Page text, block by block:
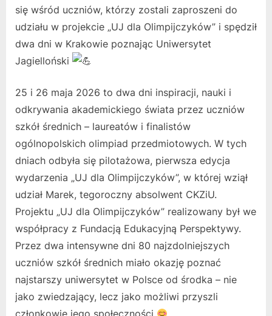
się wśród uczniów, którzy zostali zaproszeni do
udziału w projekcie „UJ dla Olimpijczyków” i spędził
dwa dni w Krakowie poznając Uniwersytet
Jagielloński
25 i 26 maja 2026 to dwa dni inspiracji, nauki i
odkrywania akademickiego świata przez uczniów
szkół średnich – laureatów i finalistów
ogólnopolskich olimpiad przedmiotowych. W tych
dniach odbyła się pilotażowa, pierwsza edycja
wydarzenia „UJ dla Olimpijczyków”, w której wziął
udział Marek, tegoroczny absolwent CKZiU.
Projektu „UJ dla Olimpijczyków” realizowany był we
współpracy z Fundacją Edukacyjną Perspektywy.
Przez dwa intensywne dni 80 najzdolniejszych
uczniów szkół średnich miało okazję poznać
najstarszy uniwersytet w Polsce od środka – nie
jako zwiedzający, lecz jako możliwi przyszli